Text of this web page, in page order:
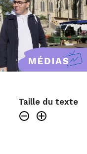
Taille du texte